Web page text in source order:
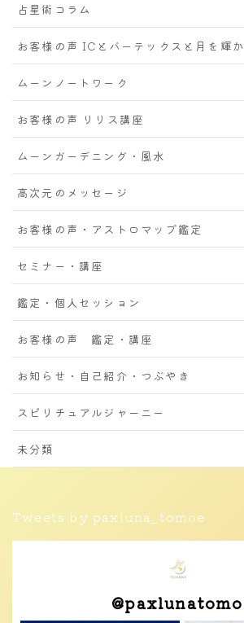
占星術コラム
お客様の声 ICとバーテックスと月を輝
ムーンノートワーク
お客様の声 リリス講座
ムーンガーデニング・風水
高次元のメッセージ
お客様の声・アストロマップ鑑定
セミナー・講座
鑑定・個人セッション
お客様の声 鑑定・講座
お知らせ・自己紹介・つぶやき
スピリチュアルジャーニー
未分類
Tweets by paxluna_tomoe
@